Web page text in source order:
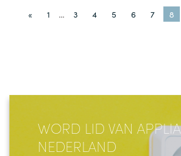
« 1 … 3 4 5 6 7 8
WORD LID VAN APPLIA
NEDERLAND